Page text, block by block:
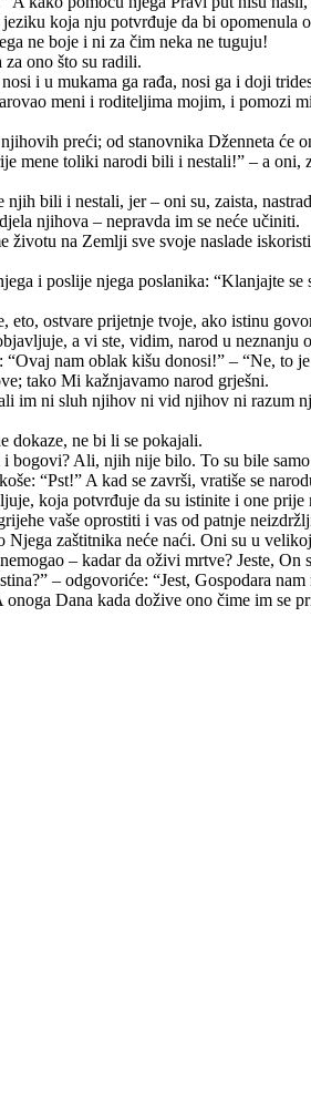
koja nju potvrđuje da bi opomenula
ne boje i ni za čim neka ne tuguju!
ono što su radili.
i u mukama ga rađa, nosi ga i doji
meni i roditeljima mojim, i pomozi
preći; od stanovnika Dženneta će
mene toliki narodi bili i nestali!” – a
bili i nestali, jer – oni su, zaista,
njihova – nepravda im se neće učiniti.
na Zemlji sve svoje naslade
i poslije njega poslanika: “Klanjajte
eto, ostvare prijetnje tvoje, ako istinu
a vi ste, vidim, narod u neznanju
nam oblak kišu donosi!” – “Ne, to
tako Mi kažnjavamo narod grješni.
im ni sluh njihov ni vid njihov ni razum
dokaze, ne bi li se pokajali.
bogovi? Ali, njih nije bilo. To su bile
“Pst!” A kad se završi, vratiše se
koja potvrđuje da su istinite i one
vaše oprostiti i vas od patnje
zaštitnika neće naći. Oni su u
– kadar da oživi mrtve? Jeste, On
– odgovoriće: “Jest, Gospodara
Dana kada dožive ono čime im se